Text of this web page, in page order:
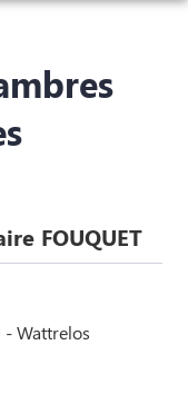
FOUQUET
- Wattrelos